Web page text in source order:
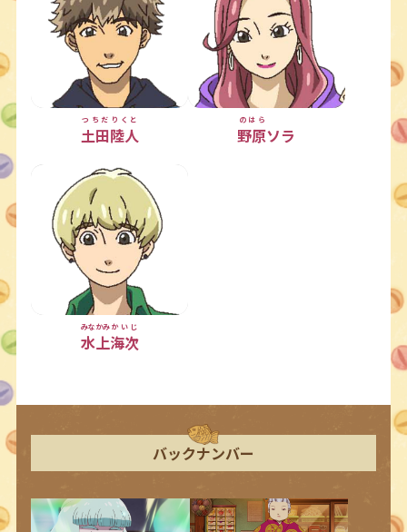
土田
つちだ
陸人
りくと
野原
のはら
ソラ
水上
みなかみ
海次
かいじ
バックナンバー